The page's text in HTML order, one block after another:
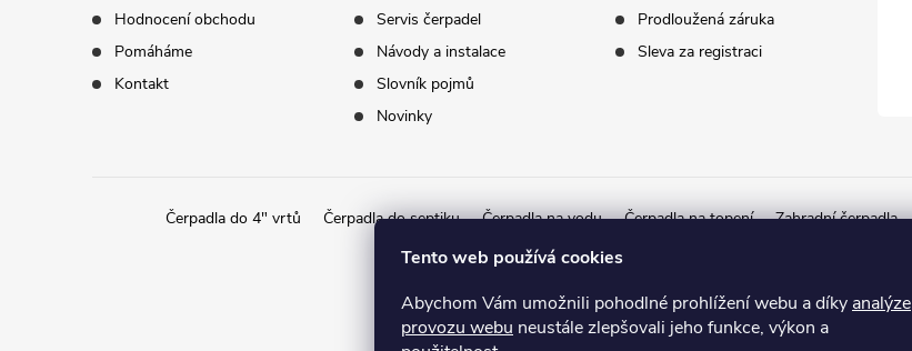
Tento web používá cookies
Abychom Vám umožnili pohodlné prohlížení webu a díky analýze
provozu webu neustále zlepšovali jeho funkce, výkon a
Hodnocení obchodu
Pomáháme
Kontakt
Servis čerpadel
Návody a instalace
Slovník pojmů
Novinky
Prodloužená záruka
Sleva za registraci
Čerpadla do 4" vrtů Čerpadla do septiku Čerpadla na vodu Čerpadla na topení Zahradní čerpadla